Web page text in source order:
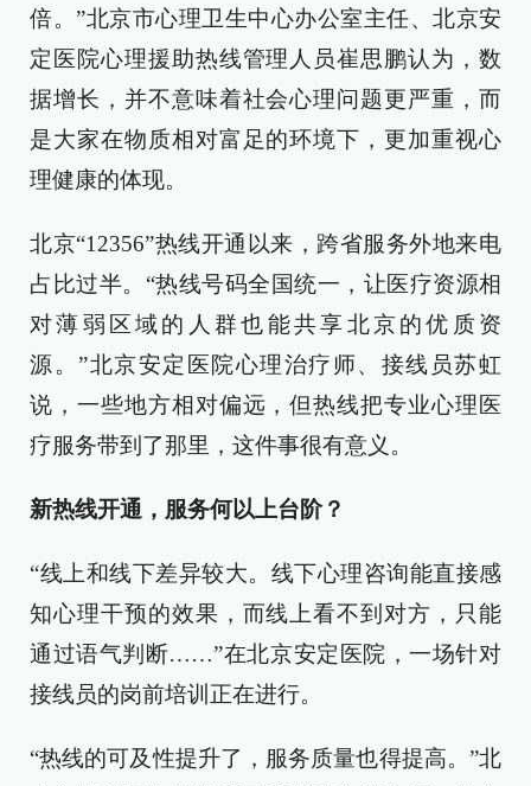
倍。”北京市心理卫生中心办公室主任、北京安
定医院心理援助热线管理人员崔思鹏认为，数
据增长，并不意味着社会心理问题更严重，而
是大家在物质相对富足的环境下，更加重视心
理健康的体现。
北京“12356”热线开通以来，跨省服务外地来电
占比过半。“热线号码全国统一，让医疗资源相
对薄弱区域的人群也能共享北京的优质资
源。”北京安定医院心理治疗师、接线员苏虹
说，一些地方相对偏远，但热线把专业心理医
疗服务带到了那里，这件事很有意义。
新热线开通，服务何以上台阶？
“线上和线下差异较大。线下心理咨询能直接感
知心理干预的效果，而线上看不到对方，只能
通过语气判断……”在北京安定医院，一场针对
接线员的岗前培训正在进行。
“热线的可及性提升了，服务质量也得提高。”北